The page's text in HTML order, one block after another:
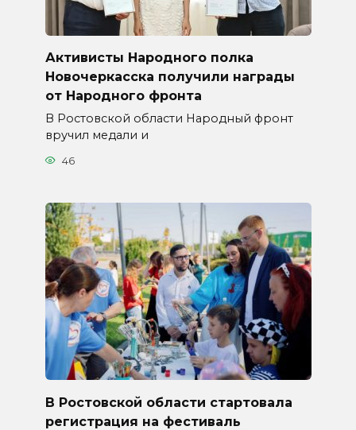
Активисты Народного полка
Новочеркасска получили награды
от Народного фронта
В Ростовской области Народный фронт
вручил медали и
46
В Ростовской области стартовала
регистрация на фестиваль